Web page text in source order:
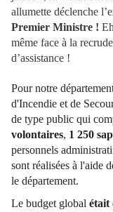
allumette déclenche
Premier Ministre !
même face à la
d’assistance !
Pour notre
d'Incendie et de
de type public qui
volontaires, 1 250
personnels
sont réalisées à l'aide
le département.
Le budget global était